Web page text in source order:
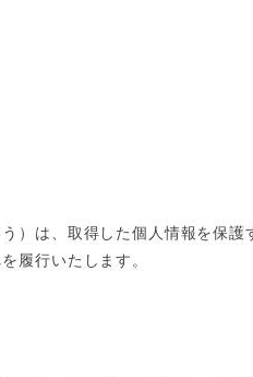
）は、取得した個人情報を保
履行いたします。